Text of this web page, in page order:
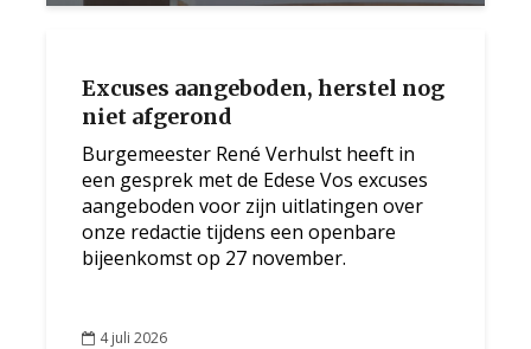
Excuses aangeboden, herstel nog
niet afgerond
Burgemeester René Verhulst heeft in
een gesprek met de Edese Vos excuses
aangeboden voor zijn uitlatingen over
onze redactie tijdens een openbare
bijeenkomst op 27 november.
4 juli 2026